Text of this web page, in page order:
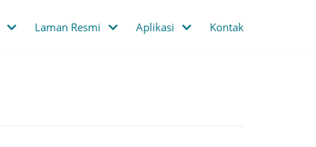
Laman Resmi Aplikasi Kontak